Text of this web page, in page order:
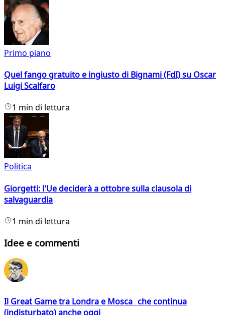
Primo piano
Quel fango gratuito e ingiusto di Bignami (FdI) su Oscar
Luigi Scalfaro
1 min di lettura
Politica
Giorgetti: l'Ue deciderà a ottobre sulla clausola di
salvaguardia
1 min di lettura
Idee e commenti
Il Great Game tra Londra e Mosca che continua
(indisturbato) anche oggi